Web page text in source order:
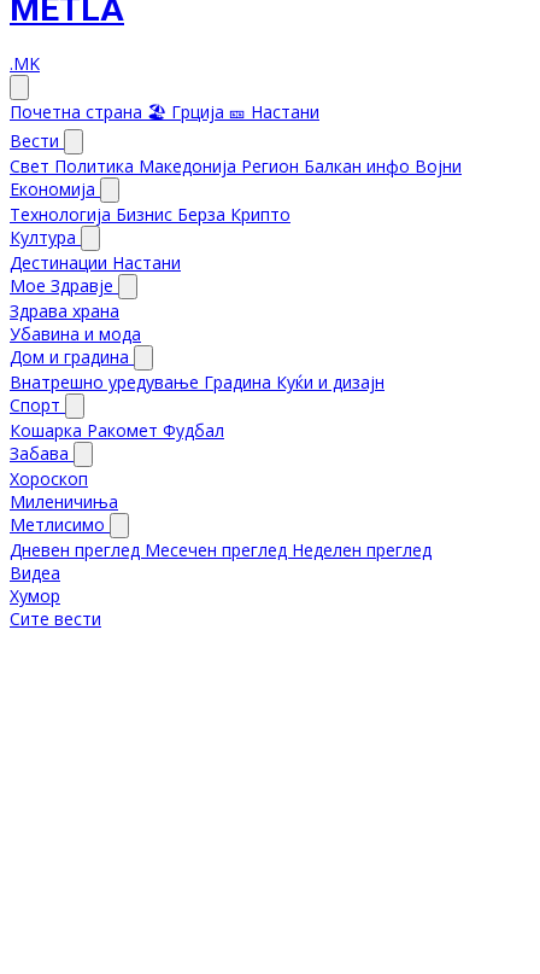
METLA
.MK
Почетна страна 🏖️ Грција 🎫 Настани
Вести
Свет Политика Македонија Регион Балкан инфо Војни
Економија
Технологија Бизнис Берза Крипто
Култура
Дестинации Настани
Мое Здравје
Здрава храна
Убавина и мода
Дом и градина
Внатрешно уредување Градина Куќи и дизајн
Спорт
Кошарка Ракомет Фудбал
Забава
Хороскоп
Миленичиња
Метлисимо
Дневен преглед Месечен преглед Неделен преглед
Видеа
Хумор
Сите вести